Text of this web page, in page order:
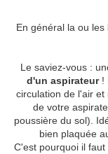
En général la ou
Le saviez-vous :
d'un aspirateur!
circulation de l'air
de votre
poussière du sol).
bien plaquée
C'est pourquoi il